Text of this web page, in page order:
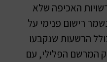
האכיפה שלא
רישום פנימי על
הרשעות שנקבעו
המרשם הפלילי, עם